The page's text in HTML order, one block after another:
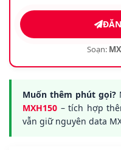
Soạn:
Muốn thêm phút gọi?
MXH150 – tích hợp
vẫn giữ nguyên data